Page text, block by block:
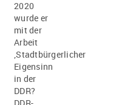
2020
wurde er
mit der
Arbeit
‚Stadtbürgerlicher
Eigensinn
in der
DDR?